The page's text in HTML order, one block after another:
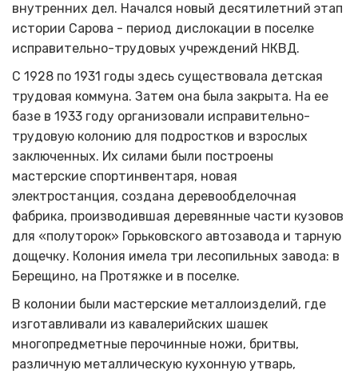
внутренних дел. Начался новый десятилетний этап
истории Сарова - период дислокации в поселке
исправительно-трудовых учреждений НКВД.
С 1928 по 1931 годы здесь существовала детская
трудовая коммуна. Затем она была закрыта. На ее
базе в 1933 году организовали исправительно-
трудовую колонию для подростков и взрослых
заключенных. Их силами были построены
мастерские спортинвентаря, новая
электростанция, создана деревообделочная
фабрика, производившая деревянные части кузовов
для «полуторок» Горьковского автозавода и тарную
дощечку. Колония имела три лесопильных завода: в
Берещино, на Протяжке и в поселке.
В колонии были мастерские металлоизделий, где
изготавливали из кавалерийских шашек
многопредметные перочинные ножи, бритвы,
различную металлическую кухонную утварь,